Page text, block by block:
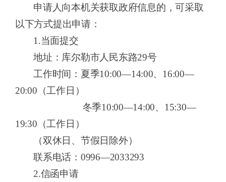
申请人向本机关获取政府信息的，可采取
以下方式提出申请：
1.当面提交
地址：库尔勒市人民东路29号
工作时间： 夏季10:00—14:00、16:00—
20:00（工作日 ）
冬季10:00—14:00、1 5:30—
19:30（工作日 ）
（双休日、节假日除外）
联系电话： 0996—2033293
2.信函申请